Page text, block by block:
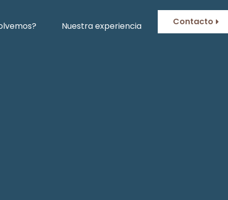
Nuestra experiencia Contacto